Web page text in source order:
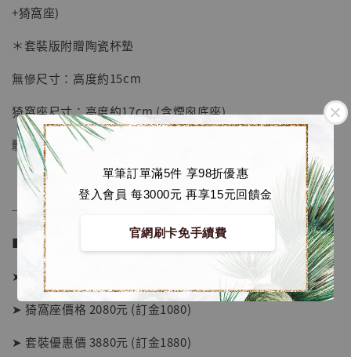
單筆訂單滿5件 享98折優惠
登入會員 每3000元 再享15元回饋金
官網刷卡免手續費
NT$ 4,280
+猗窩座)
＊套裝版附贈陶瓷杯墊
無慘尺寸：高度約15cm
猗窩座尺寸：高度約17cm (含煙囪底座)
體數：限量166套
──────────────
■ 販售資訊：
➤ 無慘女裝版價格 1980元 (訂金1080)
➤ 猗窩座價格 2080元 (訂金1080)
➤ 套裝優惠價 3880元 (訂金1880)